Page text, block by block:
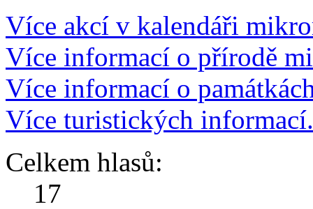
Více akcí v kalendáři
Více informací o přírodě
Více informací o
Více turistických
Celkem hlasů:
17